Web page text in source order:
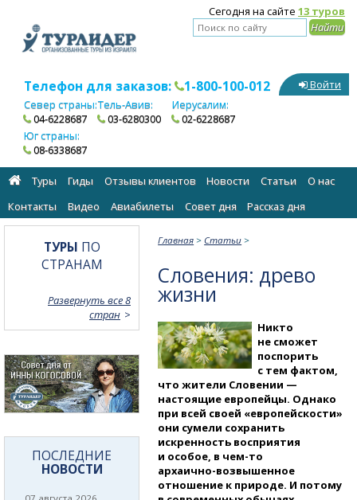
Сегодня на сайте 13 туров
Телефон для заказов: 1-800-100-012
Север страны:
04-6228687
Тель-Авив:
03-6280300
Иерусалим:
02-6228687
Юг страны:
08-6338687
Войти
Туры Гиды Отзывы клиентов Новости Статьи
О нас
Контакты
Видео Авиабилеты Cовет дня Рассказ дня
Главная > Статьи >
Словения: древо
жизни
Никто
не сможет
поспорить
с тем фактом,
что жители Словении —
настоящие европейцы. Однако
при всей своей «европейскости»
они сумели сохранить
искренность восприятия
и особое, в чем-то
архаично-возвышенное
отношение к природе. И потому
ТУРЫ ПО
СТРАНАМ
Развернуть все 8
стран
ПОСЛЕДНИЕ
НОВОСТИ